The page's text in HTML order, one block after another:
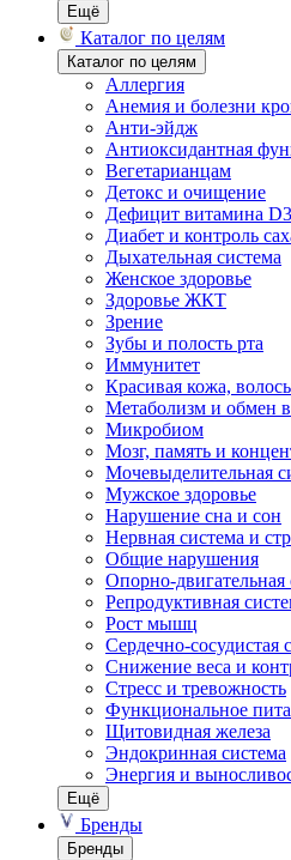
Ещё
Каталог по целям
Каталог по целям
Аллергия
Анемия и болезни
Анти-эйдж
Антиоксидантная
Вегетарианцам
Детокс и очищение
Дефицит витамина D3
Диабет и контроль
Дыхательная система
Женское здоровье
Здоровье ЖКТ
Зрение
Зубы и полость рта
Иммунитет
Красивая кожа,
Метаболизм и обмен
Микробиом
Мозг, память и
Мочевыделительная
Мужское здоровье
Нарушение сна и сон
Нервная система и
Общие нарушения
Опорно-двигательная
Репродуктивная
Рост мышц
Сердечно-сосудистая
Снижение веса и
Стресс и тревожность
Функциональное
Щитовидная железа
Эндокринная система
Энергия и
Ещё
Бренды
Бренды